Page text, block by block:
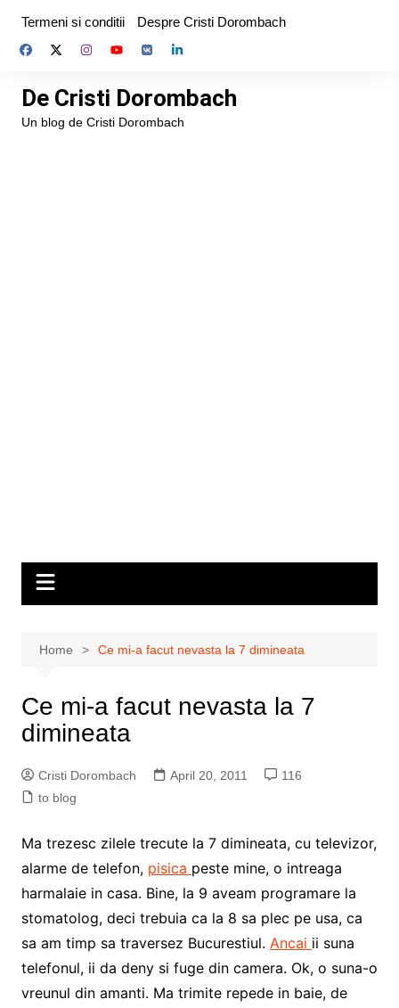
content
Termeni si conditii Despre Cristi Dorombach
De Cristi Dorombach
Un blog de Cristi Dorombach
Home Ce mi-a facut nevasta la 7 dimineata
Ce mi-a facut nevasta la 7
dimineata
Cristi Dorombach April 20, 2011
116
to blog
Ma trezesc zilele trecute la 7 dimineata, cu televizor,
alarme de telefon, pisica peste mine, o intreaga
harmalaie in casa. Bine, la 9 aveam programare la
stomatolog, deci trebuia ca la 8 sa plec pe usa, ca
sa am timp sa traversez Bucurestiul. Ancai ii suna
telefonul, ii da deny si fuge din camera. Ok, o suna-o
vreunul din amanti. Ma trimite repede in baie, de